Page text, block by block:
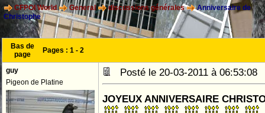
CFPOI World General discussions générales
Anniversaire de
Christophe
Bas de
page
Pages : 1 - 2
guy
Pigeon de Platine
Posté le 20-03-2011 à
JOYEUX ANNIVERSAIRE